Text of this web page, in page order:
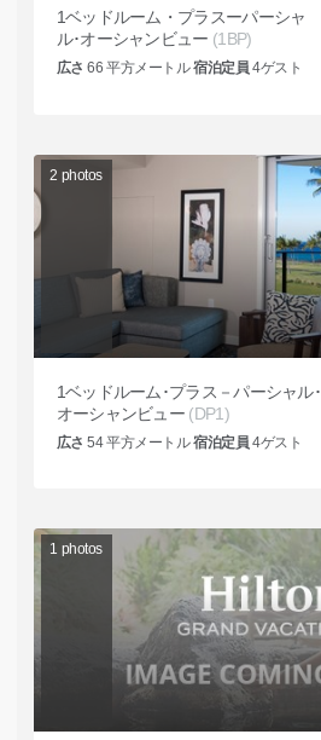
1ベッドルーム・プラスーパーシャ
ル･オーシャンビュー (1BP)
広さ 66 平方メートル宿泊定員 4ゲスト
2 photos
1ベッドルーム･プラス－パーシャル･
オーシャンビュー (DP1)
広さ 54平方メートル宿泊定員 4ゲスト
1 photos